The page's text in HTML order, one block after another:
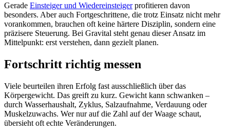
Gerade Einsteiger und Wiedereinsteigerprofitieren davon
besonders. Aber auch Fortgeschrittene, die trotz Einsatz nicht mehr
vorankommen, brauchen oft keine härtere Disziplin, sondern eine
präzisere Steuerung. Bei Gravital steht genau dieser Ansatz im
Mittelpunkt: erst verstehen, dann gezielt planen.
Fortschritt richtig messen
Viele beurteilen ihren Erfolg fast ausschließlich über das
Körpergewicht. Das greift zu kurz. Gewicht kann schwanken –
durch Wasserhaushalt, Zyklus, Salzaufnahme, Verdauung oder
Muskelzuwachs. Wer nur auf die Zahl auf der Waage schaut,
übersieht oft echte Veränderungen.